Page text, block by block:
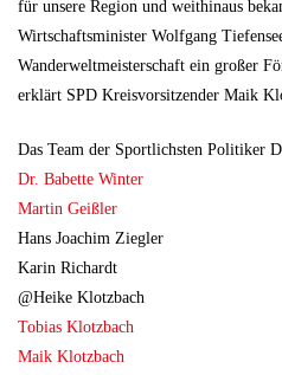
für unsere Region und weithinaus
Wirtschaftsminister Wolfgang
Wanderweltmeisterschaft ein großer
erklärt SPD Kreisvorsitzender Maik
Das Team der Sportlichsten Politiker
Dr. Babette Winter
Martin Geißler
Hans Joachim Ziegler
Karin Richardt
@Heike Klotzbach
Tobias Klotzbach
Maik Klotzbach